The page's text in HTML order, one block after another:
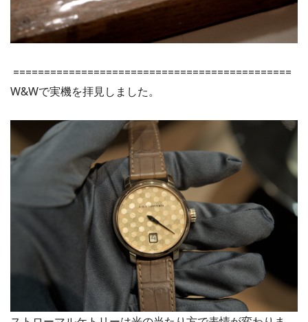
=============================================
W&Wで実機を拝見しました。